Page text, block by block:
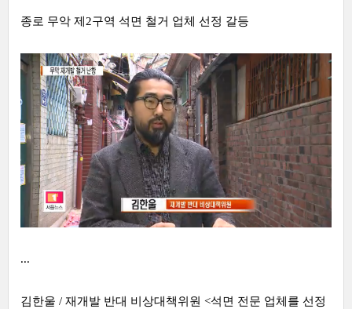
종로 무악 제2구역 석면 철거 업체 선정 갈등
...
김한울 / 재개발 반대 비상대책위원 <석면 전문 업체를 선정